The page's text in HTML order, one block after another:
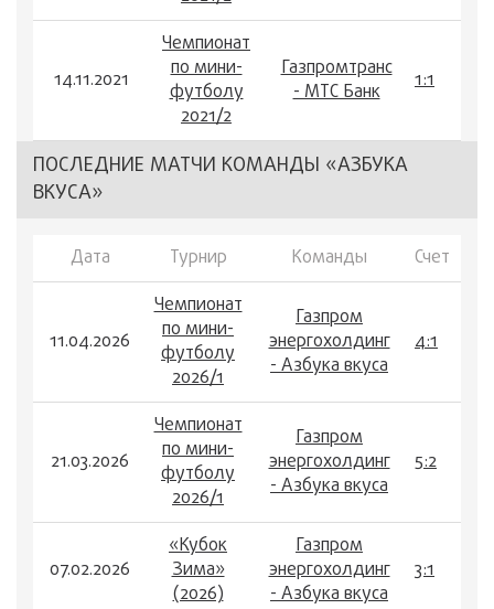
14.11.2021
Чемпионат
по мини-
футболу
2021/2
Газпромтранс
- МТС Банк
1:1
ПОСЛЕДНИЕ МАТЧИ КОМАНДЫ «АЗБУКА
ВКУСА»
Дата Турнир Команды Счет
11.04.2026
Чемпионат
по мини-
футболу
2026/1
Газпром
энергохолдинг
- Азбука вкуса
4:1
21.03.2026
Чемпионат
по мини-
футболу
2026/1
Газпром
энергохолдинг
- Азбука вкуса
5:2
07.02.2026
«Кубок
Зима»
(2026)
Газпром
энергохолдинг
- Азбука вкуса
3:1